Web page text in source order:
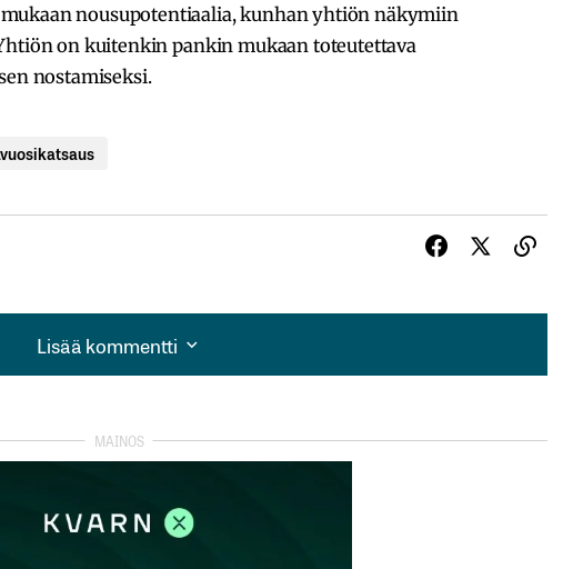
nousupotentiaalia, kunhan yhtiön näkymiin
on kuitenkin pankin mukaan toteutettava
nostamiseksi.
Lisää kommentti
Lisää kommentti